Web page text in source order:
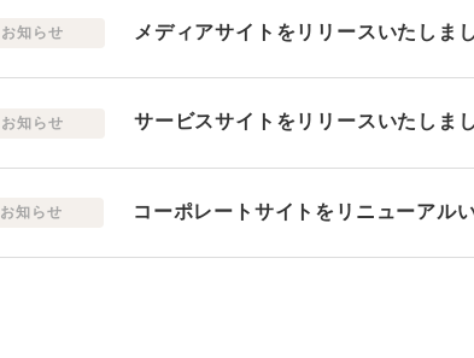
お知らせ メディアサイトをリリースいたしま
お知らせ サービスサイトをリリースいたしま
お知らせ コーポレートサイトをリニューアル